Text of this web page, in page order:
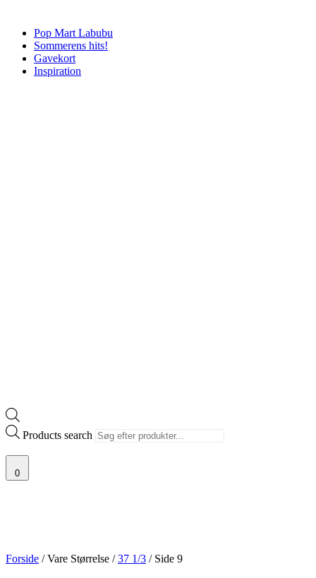
Pop Mart Labubu
Sommerens hits!
Gavekort
Inspiration
Products search
0
Forside / Vare Størrelse /37 1/3 / Side 9